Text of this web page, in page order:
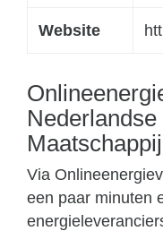
Website
Maatschappij
Via
een paar minuten